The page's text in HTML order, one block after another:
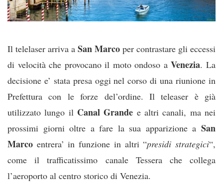
Il telelaser arriva a San Marco per contrastare gli eccessi
di velocità che provocano il moto ondoso aVenezia. La
decisione e’ stata presa oggi nel corso di una riunione in
Prefettura con le forze del’ordine. Il teleaser è già
utilizzato lungo il Canal Grande e altri canali, ma nei
prossimi giorni oltre a fare la sua apparizione a San
Marco entrera’ in funzione in altri “presidi strategici“,
come il trafficatissimo canale Tessera che collega
l’aeroporto al centro storico di Venezia.